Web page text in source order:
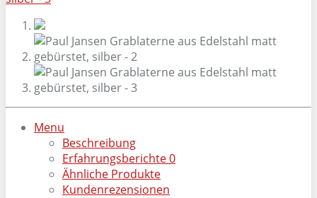
Menu
Beschreibung
Erfahrungsberichte0
Ähnliche Produkte
Kundenrezensionen